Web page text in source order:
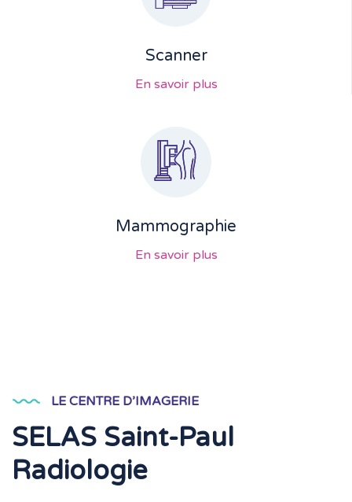
Scanner
En savoir plus
Mammographie
En savoir plus
LE CENTRE D’IMAGERIE
SELAS Saint-Paul
Radiologie